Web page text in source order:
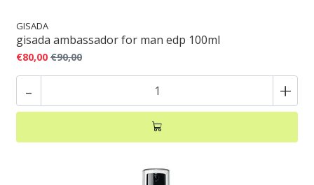
GISADA
gisada ambassador for man edp 100ml
€80,00 €90,00
- +